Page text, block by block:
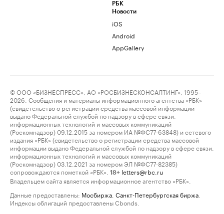
РБК
Новости
iOS
Android
AppGallery
© ООО «БИЗНЕСПРЕСС», АО «РОСБИЗНЕСКОНСАЛТИНГ», 1995–
2026. Сообщения и материалы информационного агентства «РБК»
(свидетельство о регистрации средства массовой информации
выдано Федеральной службой по надзору в сфере связи,
информационных технологий и массовых коммуникаций
(Роскомнадзор) 09.12.2015 за номером ИА №ФС77-63848) и сетевого
издания «РБК» (свидетельство о регистрации средства массовой
информации выдано Федеральной службой по надзору в сфере связи,
информационных технологий и массовых коммуникаций
(Роскомнадзор) 03.12.2021 за номером ЭЛ №ФС77-82385)
сопровождаются пометкой «РБК».
18+ letters@rbc.ru
Владельцем сайта является информационное агентство «РБК».
Данные предоставлены: Мосбиржа Санкт-Петербургская биржа
Индексы облигаций предоставлены Cbonds.